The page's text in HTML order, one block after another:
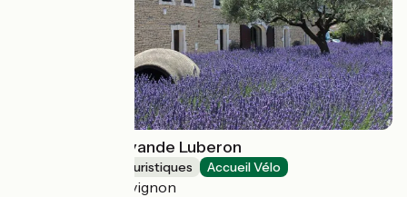
Musée de la Lavande Luberon
Musées et sites touristiques Accueil Vélo
Cabrières-d'Avignon